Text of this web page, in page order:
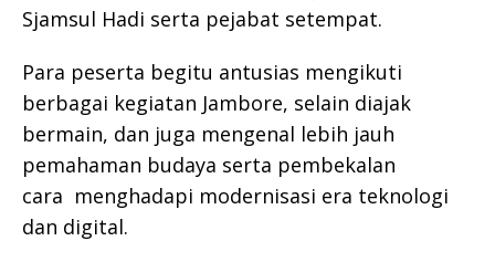
Sjamsul Hadi serta pejabat setempat.
Para peserta begitu antusias mengikuti
berbagai kegiatan Jambore, selain diajak
bermain, dan juga mengenal lebih jauh
pemahaman budaya serta pembekalan
cara menghadapi modernisasi era teknologi
dan digital.